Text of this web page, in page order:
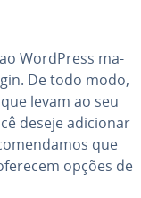
WordPress ma­
De todo modo,
levam ao seu
deseje adicionar
que
opções de